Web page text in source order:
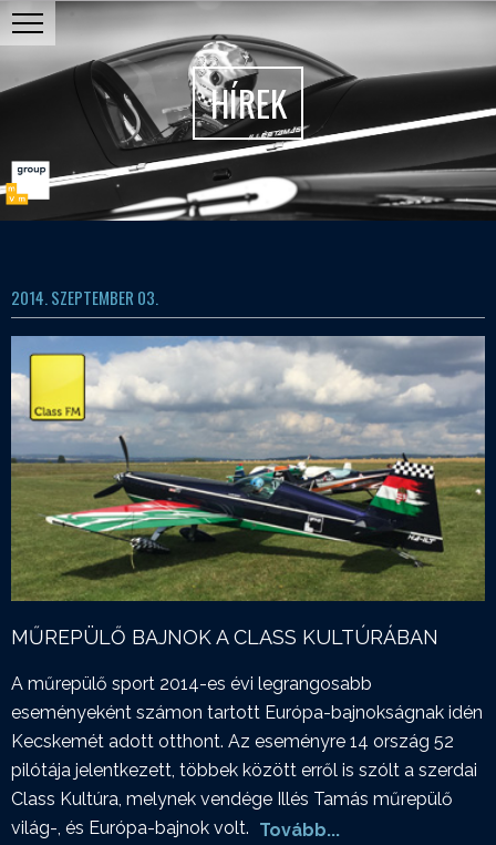
HÍREK
2014. SZEPTEMBER 03.
MŰREPÜLŐ BAJNOK A CLASS KULTÚRÁBAN
A műrepülő sport 2014-es évi legrangosabb
eseményeként számon tartott Európa-bajnokságnak idén
Kecskemét adott otthont. Az eseményre 14 ország 52
pilótája jelentkezett, többek között erről is szólt a szerdai
Class Kultúra, melynek vendége Illés Tamás műrepülő
világ-, és Európa-bajnok volt. Tovább...